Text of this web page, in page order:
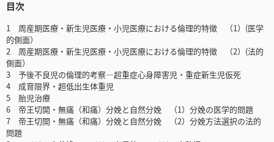
目次
1 周産期医療・新生児医療・小児医療における倫理的特徴 （1）(医学
的側面）
2 周産期医療・新生児医療・小児医療における倫理的特徴 （2）(法的
側面）
3 予後不良児の倫理的考察―超重症心身障害児・重症新生児仮死
4 成育限界・超低出生体重児
5 胎児治療
6 帝王切開・無痛（和痛）分娩と自然分娩 （1）分娩の医学的問題
7 帝王切開・無痛（和痛）分娩と自然分娩 （2）分娩方法選択の法的
問題